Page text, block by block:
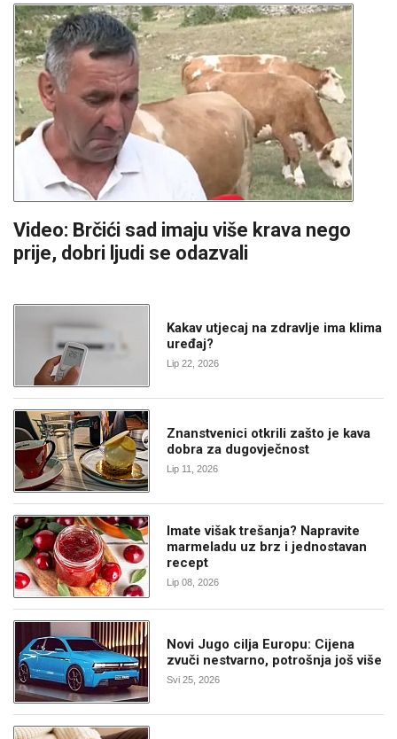
Video: Brčići sad imaju više krava nego
prije, dobri ljudi se odazvali
Kakav utjecaj na zdravlje ima klima
uređaj?
Lip 22, 2026
Znanstvenici otkrili zašto je kava
dobra za dugovječnost
Lip 11, 2026
Imate višak trešanja? Napravite
marmeladu uz brz i jednostavan
recept
Lip 08, 2026
Novi Jugo cilja Europu: Cijena
zvuči nestvarno, potrošnja još više
Svi 25, 2026